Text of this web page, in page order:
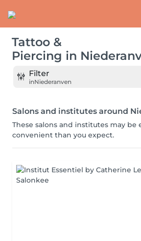
Tattoo &
Piercing in
Filter
inNiederanven
Salons and institutes around
These salons and institutes may be
convenient than you expect.